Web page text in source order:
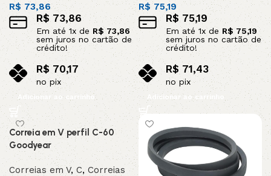
R$73,86
R$ 73,86
Em até 1x de R$73,86
sem juros no cartão de
crédito!
R$70,17
no pix
Adicionar ao carrinho
R$75,19
R$75,19
Em até 1x de R$75,19
sem juros no cartão de
crédito!
R$ 71,43
no pix
Adicionar ao carrinho
Correia em V perfil C-60
Goodyear
Correias em V,C, Correias